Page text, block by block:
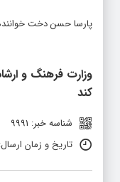
پارسا حسن دخت
وزارت فرهنگ و
کند
شناسه خبر: 9991
تاریخ و زمان ارسال: 24 آوریل 2019 ساعت 12:09